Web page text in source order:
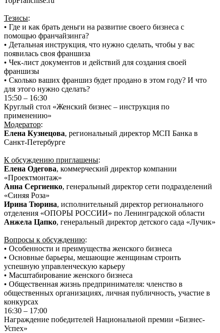
Тезисы:
• Где и как брать деньги на развитие своего бизнеса с
помощью франчайзинга?
• Детальная инструкция, что нужно сделать, чтобы у вас
появилась своя франшиза
• Чек-лист документов и действий для создания своей
франшизы
• Сколько ваших франшиз будет продано в этом году? И что
для этого нужно сделать?
15:50 – 16:30
Круглый стол «Женский бизнес – инструкция по
применению»
Модератор:
Елена Кузнецова, региональный директор МСП Банка в
Санкт-Петербурге
К обсуждению приглашены:
Елена Одегова, коммерческий директор компании
«Проектмонтаж»
Анна Сергиенко, генеральный директор сети подразделений
«Синяя Роза»
Ирина Тюрина, исполнительный директор регионального
отделения «ОПОРЫ РОССИИ» по Ленинградской области
Анжела Цапко, генеральный директор детского сада «Лучик»
Вопросы к обсуждению:
• Особенности и преимущества женского бизнеса
• Основные барьеры, мешающие женщинам строить
успешную управленческую карьеру
• Масштабирование женского бизнеса
• Общественная жизнь предпринимателя: членство в
общественных организациях, личная публичность, участие в
конкурсах
16:30 – 17:00
Награждение победителей Национальной премии «Бизнес-
Успех»